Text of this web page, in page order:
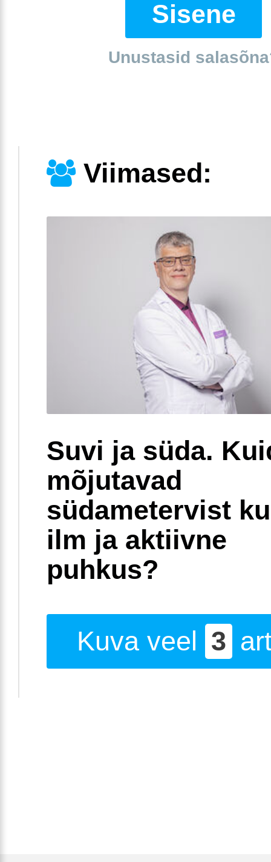
Sisene
Unustasid
Viimased:
Suvi ja süda.
mõjutavad
südametervist
ilm ja aktiivne
puhkus?
Kuva veel 3